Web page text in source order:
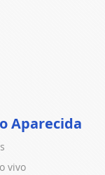
Aparecida
vivo